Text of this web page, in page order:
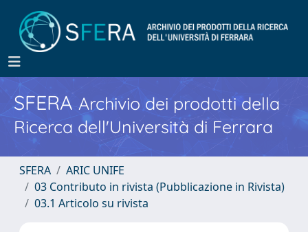
SFERA Archivio dei prodotti della
Ricerca dell'Università di Ferrara
SFERA
ARIC UNIFE
03 Contributo in rivista (Pubblicazione in Rivista)
03.1 Articolo su rivista